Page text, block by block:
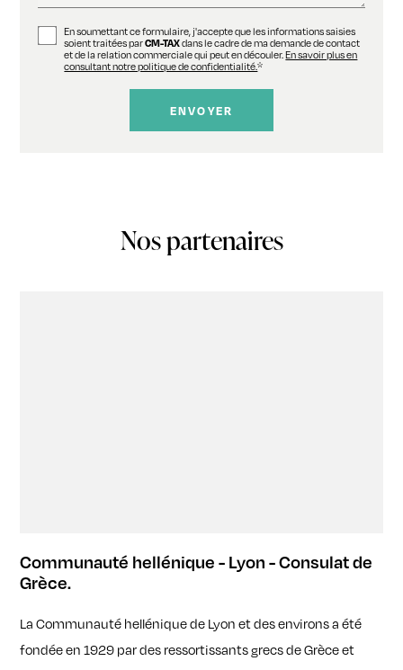
En soumettant ce formulaire, j'accepte que les informations saisies
soient traitées parCM-TAXdans le cadre de ma demande de contact
et de la relation commerciale qui peut en découler.En savoir plus en
consultant notre politique de confidentialité.*
Nos partenaires
Communauté hellénique - Lyon - Consulat de
Grèce.
La Communauté hellénique de Lyon et des environs a été
fondée en 1929 par des ressortissants grecs de Grèce et